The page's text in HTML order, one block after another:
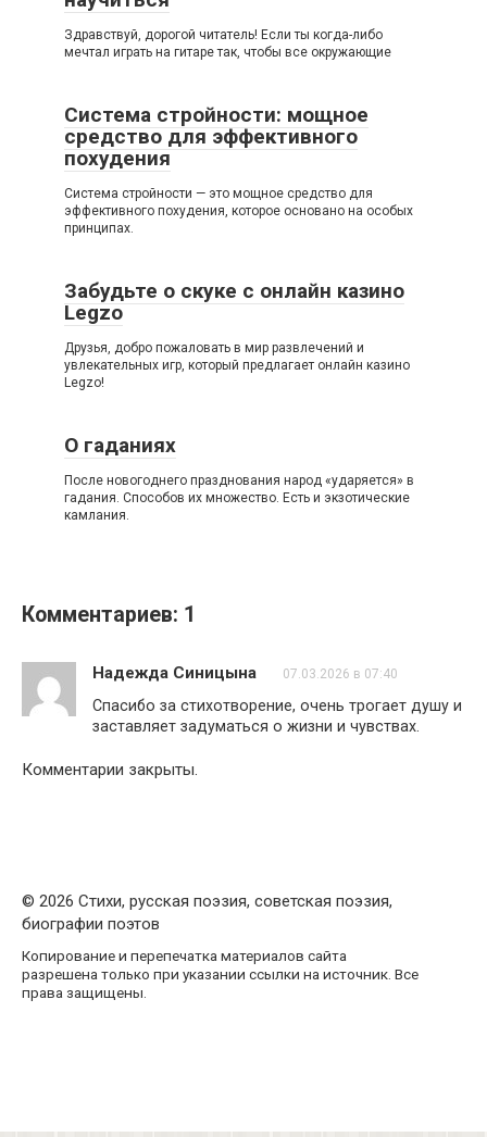
Здравствуй, дорогой читатель! Если ты когда-либо
мечтал играть на гитаре так, чтобы все окружающие
Система стройности: мощное
средство для эффективного
похудения
Система стройности — это мощное средство для
эффективного похудения, которое основано на особых
принципах.
Забудьте о скуке с онлайн казино
Legzo
Друзья, добро пожаловать в мир развлечений и
увлекательных игр, который предлагает онлайн казино
Legzo!
О гаданиях
После новогоднего празднования народ «ударяется» в
гадания. Способов их множество. Есть и экзотические
камлания.
Комментариев: 1
Надежда Синицына 07.03.2026 в 07:40
Спасибо за стихотворение, очень трогает душу и
заставляет задуматься о жизни и чувствах.
Комментарии закрыты.
© 2026 Стихи, русская поэзия, советская поэзия,
биографии поэтов
Копирование и перепечатка материалов сайта
разрешена только при указании ссылки на источник. Все
права защищены.